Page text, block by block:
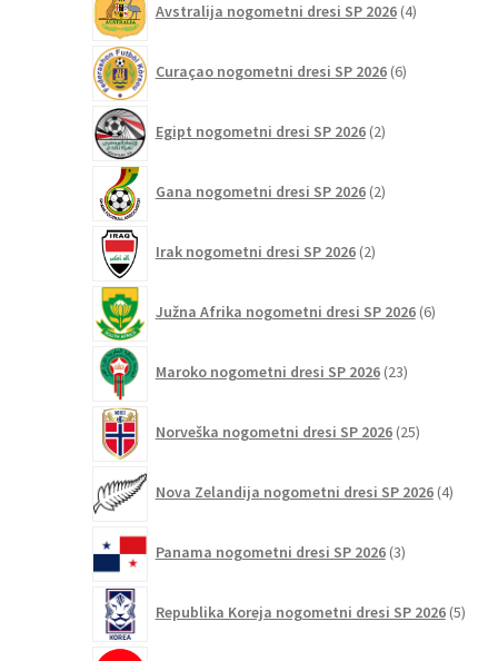
Avstralija nogometni dresi SP 2026 4izdelki
Curaçao nogometni dresi SP 2026 6izdelkov
Egipt nogometni dresi SP 2026 2izdelka
Gana nogometni dresi SP 2026 2izdelka
Irak nogometni dresi SP 2026 2izdelka
Južna Afrika nogometni dresi SP 2026 6izdelkov
Maroko nogometni dresi SP 2026 23izdelkov
Norveška nogometni dresi SP 2026 25izdelkov
Nova Zelandija nogometni dresi SP 2026 4izdelki
Panama nogometni dresi SP 2026 3izdelki
Republika Koreja nogometni dresi SP 2026 5